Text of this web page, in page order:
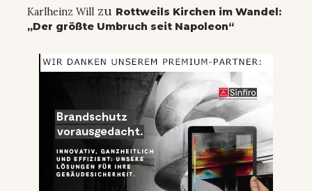
Karlheinz Will zu Rottweils Kirchen im Wandel:
„Der größte Umbruch seit Napoleon“